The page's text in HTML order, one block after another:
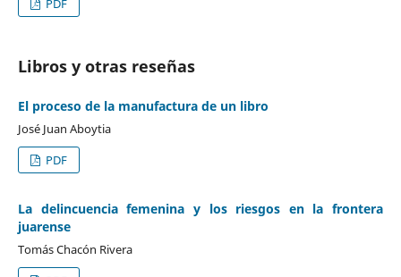
PDF
Libros y otras reseñas
El proceso de la manufactura de un libro
José Juan Aboytia
PDF
La delincuencia femenina y los riesgos en la frontera
juarense
Tomás Chacón Rivera